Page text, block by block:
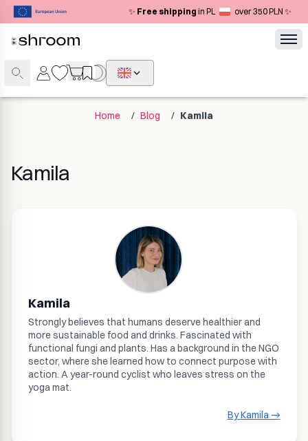
✨ Free shipping in PL over 350 PLN ✨
Home / Blog / Kamila
Kamila
Kamila
Strongly believes that humans deserve healthier and
more sustainable food and drinks. Fascinated with
functional fungi and plants. Has a background in the NGO
sector, where she learned how to connect purpose with
action. A year-round cyclist who leaves stress on the
yoga mat.
ByKamila →